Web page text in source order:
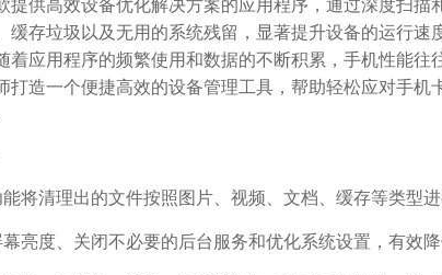
提供高效设备优化解决方案的应用程序，通过深度扫描
缓存垃圾以及无用的系统残留，显著提升设备的运行速
着应用程序的频繁使用和数据的不断积累，手机性能往
打造一个便捷高效的设备管理工具，帮助轻松应对手机
将清理出的文件按照图片、视频、文档、缓存等类型进
亮度、关闭不必要的后台服务和优化系统设置，有效降